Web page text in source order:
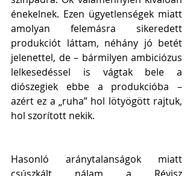
énekelnek. Ezen ügyetlenségek miatt
amolyan felemásra sikeredett
produkciót láttam, néhány jó betét
jelenettel, de – bármilyen ambiciózus
lelkesedéssel is vágtak bele a
diószegiek ebbe a produkcióba –
azért ez a „ruha” hol lötyögött rajtuk,
hol szorított nekik.
Hasonló aránytalanságok miatt